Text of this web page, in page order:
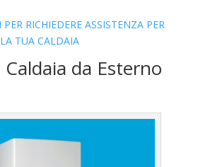
RICHIEDERE ASSISTENZA PER
LA TUA CALDAIA
da Esterno